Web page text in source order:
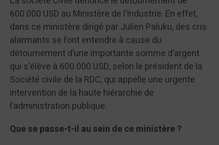
600 000 USD au Ministère de l’Industrie. En effet,
dans ce ministère dirigé par Julien Paluku, des cris
alarmants se font entendre à cause du
détournement d’une importante somme d’argent
qui s’élève à 600.000 USD, selon le président de la
Société civile de la RDC, qui appelle une urgente
intervention de la haute hiérarchie de
l’administration publique.
Que se passe-t-il au sein de ce ministère ?